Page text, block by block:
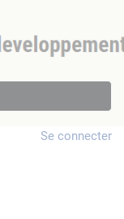
Se connecter